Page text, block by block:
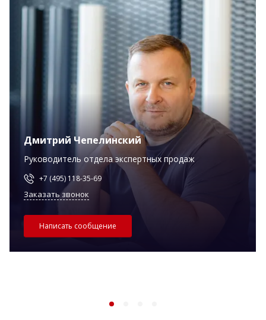
Дмитрий Чепелинский
Руководитель отдела экспертных продаж
+7 (495) 118-35-69
Заказать звонок
Написать сообщение